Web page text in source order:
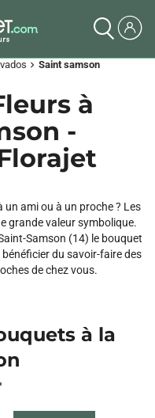
chevron_right Saint samson
à
-
ami ou à un proche ? Les
grande valeur symbolique.
Samson (14) le bouquet
du savoir-faire des
de chez vous.
à la